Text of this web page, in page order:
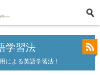
学習法
による英語学習法！